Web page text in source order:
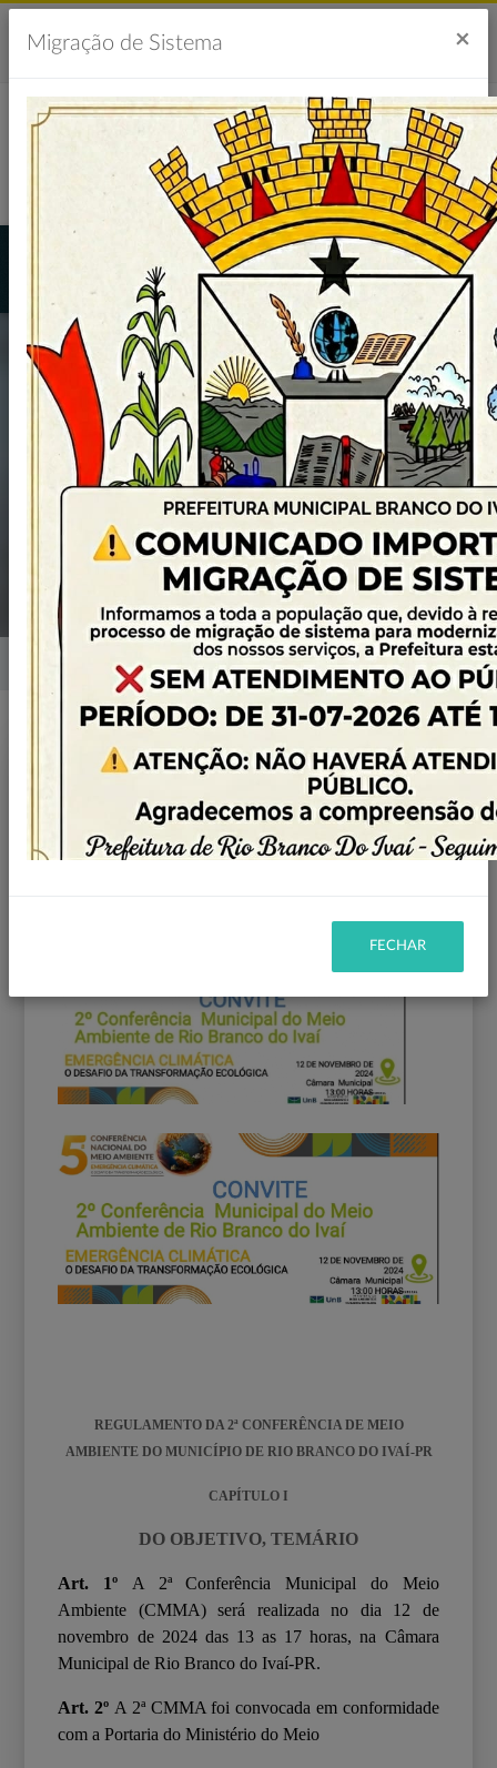
CONVITE 2º.
CONFERÊNCIA
MUNICIPAL DO
MEIO AMBIENTE
Notícias
Publicado em: 29/10/2024 11:13
REGULAMENTO DA 2ª CONFERÊNCIA DE MEIO
AMBIENTE DO MUNICÍPIO DE RIO BRANCO DO IVAÍ-PR
CAPÍTULO I
DO OBJETIVO, TEMÁRIO
Art. 1º A 2ªConferência Municipal do Meio
Ambiente (CMMA) será realizada no dia 12 de
novembro de 2024 das 13 as 17 horas, na Câmara
Municipal de Rio Branco do Ivaí-PR.
Art. 2º A 2ª CMMA foi convocada em conformidade
com a Portaria do Ministério do Meio
Migração de Sistema ×
FECHAR